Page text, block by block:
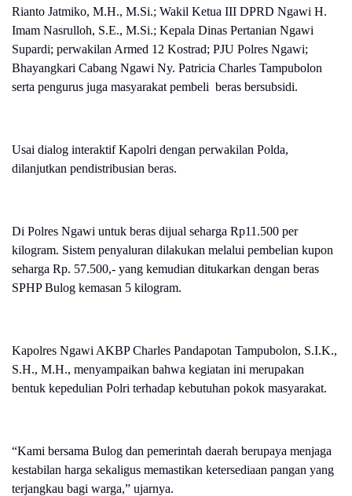
Rianto Jatmiko, M.H., M.Si.; Wakil Ketua III DPRD Ngawi H.
Imam Nasrulloh, S.E., M.Si.; Kepala Dinas Pertanian Ngawi
Supardi; perwakilan Armed 12 Kostrad; PJU Polres Ngawi;
Bhayangkari Cabang Ngawi Ny. Patricia Charles Tampubolon
serta pengurus juga masyarakat pembeli beras bersubsidi.
Usai dialog interaktif Kapolri dengan perwakilan Polda,
dilanjutkan pendistribusian beras.
Di Polres Ngawi untuk beras dijual seharga Rp11.500 per
kilogram. Sistem penyaluran dilakukan melalui pembelian kupon
seharga Rp. 57.500,- yang kemudian ditukarkan dengan beras
SPHP Bulog kemasan 5 kilogram.
Kapolres Ngawi AKBP Charles Pandapotan Tampubolon, S.I.K.,
S.H., M.H., menyampaikan bahwa kegiatan ini merupakan
bentuk kepedulian Polri terhadap kebutuhan pokok masyarakat.
“Kami bersama Bulog dan pemerintah daerah berupaya menjaga
kestabilan harga sekaligus memastikan ketersediaan pangan yang
terjangkau bagi warga,” ujarnya.